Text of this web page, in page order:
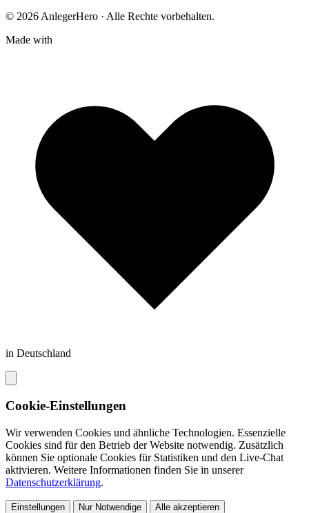
© 2026 AnlegerHero · Alle Rechte vorbehalten.
Made with
in Deutschland
Cookie-Einstellungen
Wir verwenden Cookies und ähnliche Technologien. Essenzielle
Cookies sind für den Betrieb der Website notwendig. Zusätzlich
können Sie optionale Cookies für Statistiken und den Live-Chat
aktivieren. Weitere Informationen finden Sie in unserer
Datenschutzerklärung.
Einstellungen Nur Notwendige Alle akzeptieren